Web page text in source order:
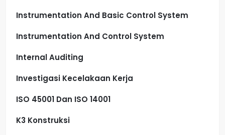
Instrumentation And Basic Control System
Instrumentation And Control System
Internal Auditing
Investigasi Kecelakaan Kerja
ISO 45001 Dan ISO 14001
K3 Konstruksi